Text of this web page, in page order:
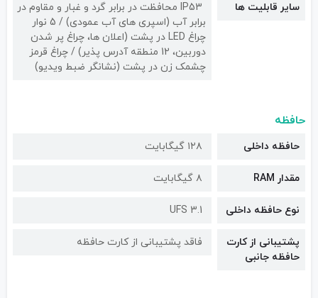
سایر قابلیت ها
IP53 محافظت در برابر گرد و غبار و مقاوم در
برابر آب (اسپری های آب عمودی) / 5 نوار
چراغ LED در پشت (اعلان ها، چراغ پر شدن
دوربین، 12 منطقه آدرس پذیر) / چراغ قرمز
چشمک زن در پشت (نشانگر ضبط ویدیو)
حافظه
حافظه داخلی ۱۲۸ گیگابایت
مقدار RAM ۸ گیگابایت
نوع حافظه داخلی UFS 3.1
پشتیبانی از کارت
حافظه جانبی
فاقد پشتیبانی از کارت حافظه